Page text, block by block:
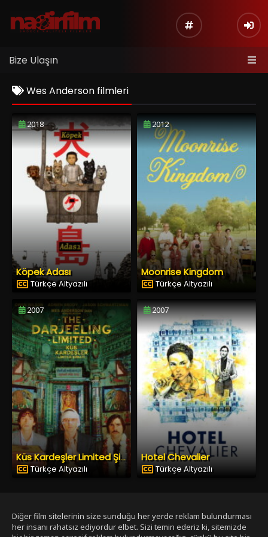
Bize Ulaşın
Wes Anderson filmleri
2018
Köpek Adası
Türkçe Altyazılı
2012
Moonrise Kingdom
Türkçe Altyazılı
2007
Küs Kardeşler Limited Şirketi
Türkçe Altyazılı
2007
Hotel Chevalier
Türkçe Altyazılı
Diğer film sitelerinin size sunduğu her yerde reklam bulundurması
her insanı rahatsız ediyordur elbet. Sizi temin ederiz ki, sitemizde